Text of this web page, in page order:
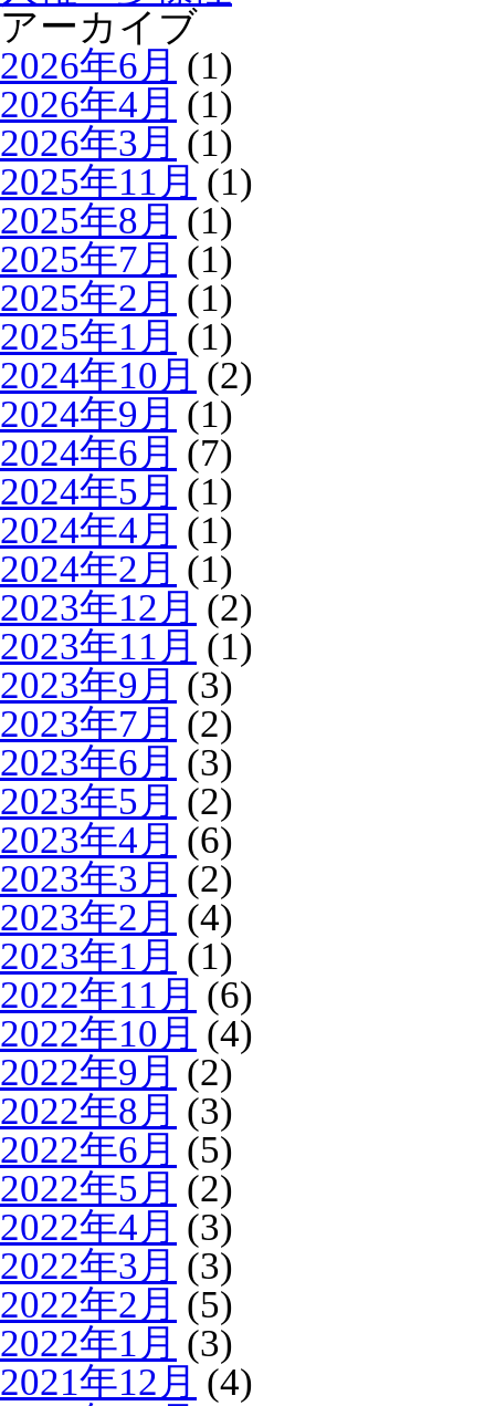
アーカイブ
2026年6月 (1)
2026年4月 (1)
2026年3月 (1)
2025年11月 (1)
2025年8月 (1)
2025年7月 (1)
2025年2月 (1)
2025年1月 (1)
2024年10月 (2)
2024年9月 (1)
2024年6月 (7)
2024年5月 (1)
2024年4月 (1)
2024年2月 (1)
2023年12月 (2)
2023年11月 (1)
2023年9月 (3)
2023年7月 (2)
2023年6月 (3)
2023年5月 (2)
2023年4月 (6)
2023年3月 (2)
2023年2月 (4)
2023年1月 (1)
2022年11月 (6)
2022年10月 (4)
2022年9月 (2)
2022年8月 (3)
2022年6月 (5)
2022年5月 (2)
2022年4月 (3)
2022年3月 (3)
2022年2月 (5)
2022年1月 (3)
2021年12月 (4)